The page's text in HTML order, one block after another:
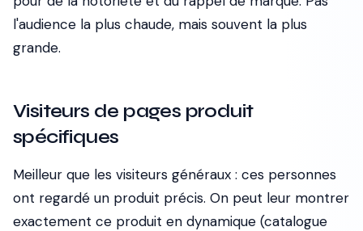
l'audience la plus chaude, mais souvent la plus
grande.
Visiteurs de pages produit
spécifiques
Meilleur que les visiteurs généraux : ces personnes
ont regardé un produit précis. On peut leur montrer
exactement ce produit en dynamique (catalogue